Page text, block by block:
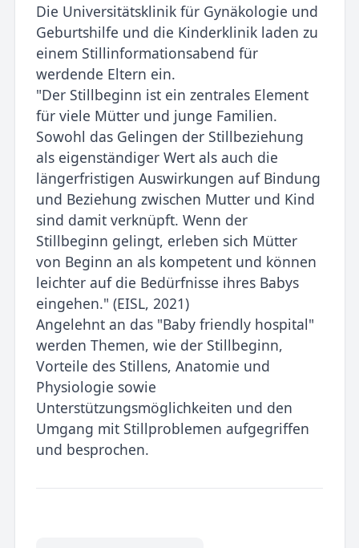
Die Universitätsklinik für Gynäkologie und
Geburtshilfe und die Kinderklinik laden zu
einem Stillinformationsabend für
werdende Eltern ein.
"Der Stillbeginn ist ein zentrales Element
für viele Mütter und junge Familien.
Sowohl das Gelingen der Stillbeziehung
als eigenständiger Wert als auch die
längerfristigen Auswirkungen auf Bindung
und Beziehung zwischen Mutter und Kind
sind damit verknüpft. Wenn der
Stillbeginn gelingt, erleben sich Mütter
von Beginn an als kompetent und können
leichter auf die Bedürfnisse ihres Babys
eingehen." (EISL, 2021)
Angelehnt an das "Baby friendly hospital"
werden Themen, wie der Stillbeginn,
Vorteile des Stillens, Anatomie und
Physiologie sowie
Unterstützungsmöglichkeiten und den
Umgang mit Stillproblemen aufgegriffen
und besprochen.